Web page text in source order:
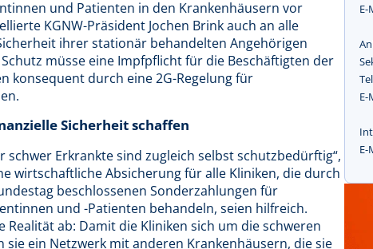
und Patienten in den Krankenhäusern vor
KGNW-Präsident Jochen Brink auch an alle
ihrer stationär behandelten Angehörigen
müsse eine Impfpflicht für die Beschäftigten der
konsequent durch eine 2G-Regelung für
Sicherheit schaffen
Erkrankte sind zugleich selbst schutzbedürftig“,
wirtschaftliche Absicherung für alle Kliniken, die durch
beschlossenen Sonderzahlungen für
und -Patienten behandeln, seien hilfreich.
ab: Damit die Kliniken sich um die schweren
sie ein Netzwerk mit anderen Krankenhäusern, die sie
E-
E-
E-